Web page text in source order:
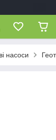
насоси